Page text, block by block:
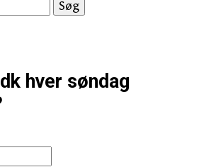
hver søndag